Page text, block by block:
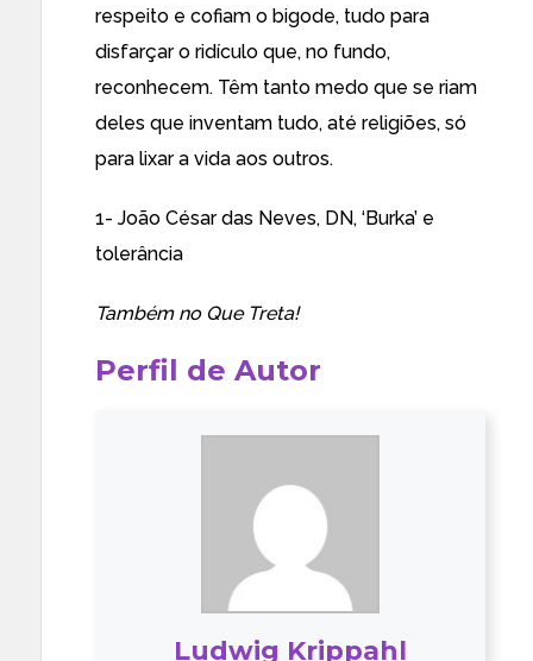
respeito e cofiam o bigode, tudo para
disfarçar o ridículo que, no fundo,
reconhecem. Têm tanto medo que se riam
deles que inventam tudo, até religiões, só
para lixar a vida aos outros.
1- João César das Neves, DN, ‘Burka’ e
tolerância
Também no Que Treta!
Perfil de Autor
Ludwig Krippahl